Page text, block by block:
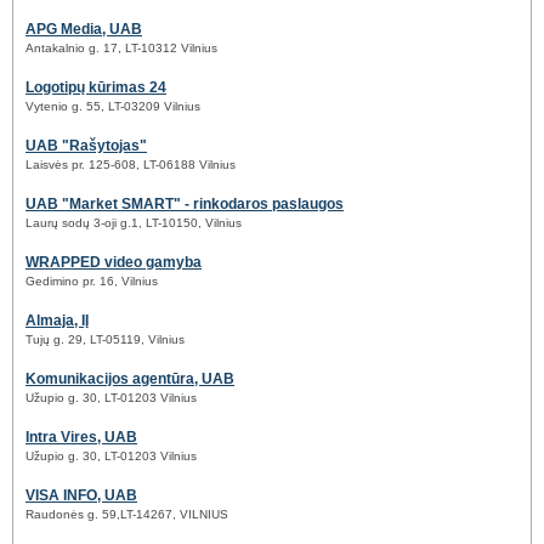
APG Media, UAB
Antakalnio g. 17, LT-10312 Vilnius
Logotipų kūrimas 24
Vytenio g. 55, LT-03209 Vilnius
UAB "Rašytojas"
Laisvės pr. 125-608, LT-06188 Vilnius
UAB "Market SMART" - rinkodaros paslaugos
Laurų sodų 3-oji g.1, LT-10150, Vilnius
WRAPPED video gamyba
Gedimino pr. 16, Vilnius
Almaja, IĮ
Tujų g. 29, LT-05119, Vilnius
Komunikacijos agentūra, UAB
Užupio g. 30, LT-01203 Vilnius
Intra Vires, UAB
Užupio g. 30, LT-01203 Vilnius
VISA INFO, UAB
Raudonės g. 59,LT-14267, VILNIUS